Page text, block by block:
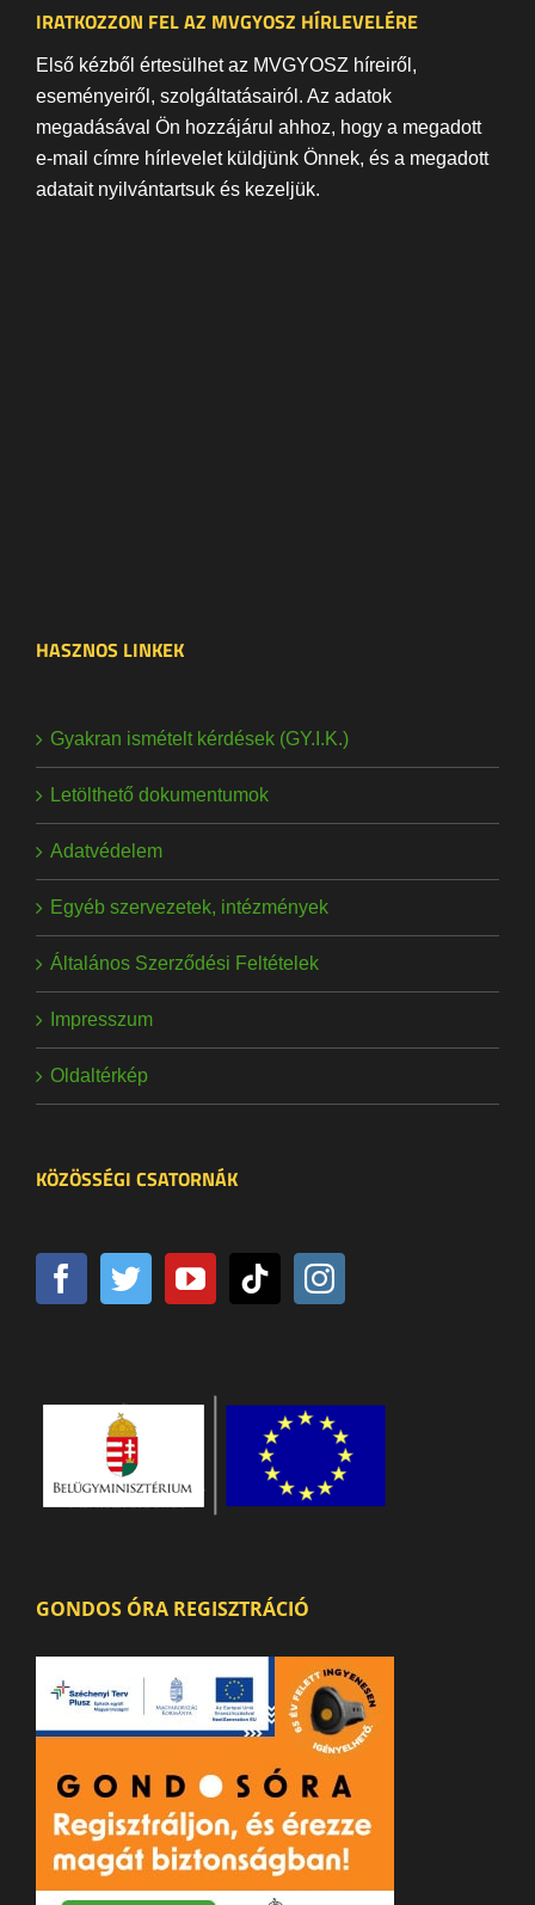
IRATKOZZON FEL AZ MVGYOSZ HÍRLEVELÉRE
Első kézből értesülhet az MVGYOSZ híreiről,
eseményeiről, szolgáltatásairól. Az adatok
megadásával Ön hozzájárul ahhoz, hogy a megadott
e-mail címre hírlevelet küldjünk Önnek, és a megadott
adatait nyilvántartsuk és kezeljük.
HASZNOS LINKEK
Gyakran ismételt kérdések (GY.I.K.)
Letölthető dokumentumok
Adatvédelem
Egyéb szervezetek, intézmények
Általános Szerződési Feltételek
Impresszum
Oldaltérkép
KÖZÖSSÉGI CSATORNÁK
GONDOS ÓRA REGISZTRÁCIÓ